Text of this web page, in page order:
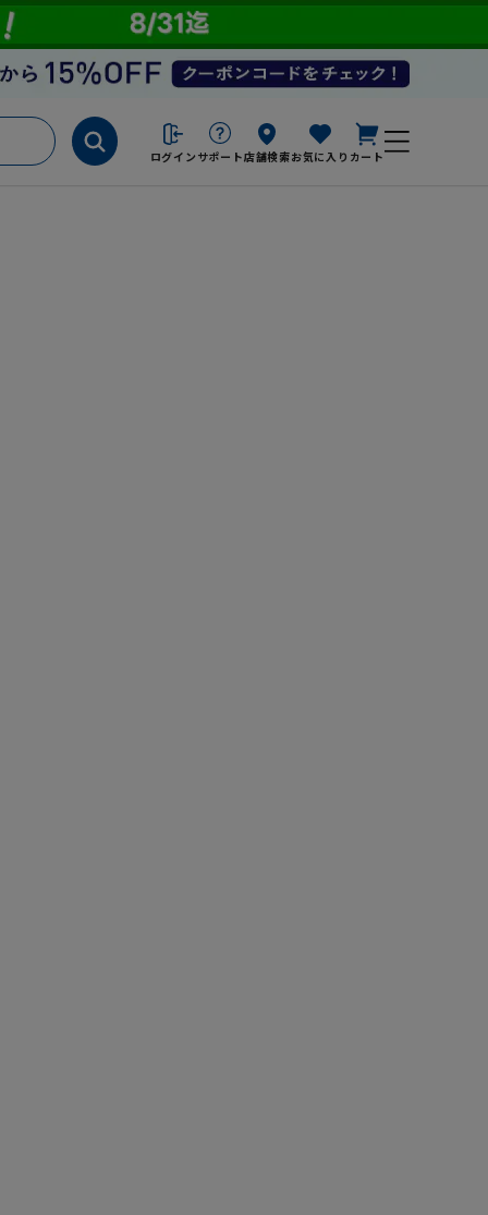
ログイン サポート店舗検索お気に入り カート